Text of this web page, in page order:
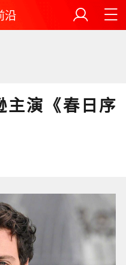
沿
主演《春日序